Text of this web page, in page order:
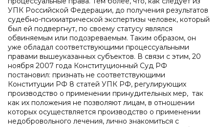
УПК Российской Федерации, до получения результатов
судебно-психиатрической экспертизы человек, который
был ей подвергнут, по своему статусу являлся
обвиняемым или подозреваемым. Таким образом, он
уже обладал соответствующими процессуальными
правами вышеуказанных субъектов. В связи с этим, 20
ноября 2007 года Конституционный Суд РФ
постановил: признать не соответствующими
Конституции РФ 8 статей УПК РФ, регулирующих
производство о применении принудительных мер, так
как их положения не позволяют лицам, в отношении
которых осуществляется производство о применении
недобровольного лечения, лично знакомиться с